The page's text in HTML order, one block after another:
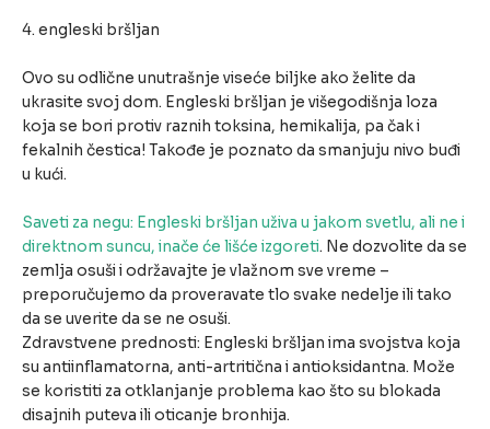
4. engleski bršljan
Ovo su odlične unutrašnje viseće biljke ako želite da
ukrasite svoj dom. Engleski bršljan je višegodišnja loza
koja se bori protiv raznih toksina, hemikalija, pa čak i
fekalnih čestica! Takođe je poznato da smanjuju nivo buđi
u kući.
Saveti za negu: Engleski bršljan uživa u jakom svetlu, ali ne i
direktnom suncu, inače će lišće izgoreti. Ne dozvolite da se
zemlja osuši i održavajte je vlažnom sve vreme –
preporučujemo da proveravate tlo svake nedelje ili tako
da se uverite da se ne osuši.
Zdravstvene prednosti: Engleski bršljan ima svojstva koja
su antiinflamatorna, anti-artritična i antioksidantna. Može
se koristiti za otklanjanje problema kao što su blokada
disajnih puteva ili oticanje bronhija.